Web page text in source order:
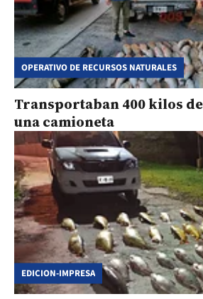
OPERATIVO DE RECURSOS NATURALES
Transportaban 400 kilos
una camioneta
EDICION-IMPRESA